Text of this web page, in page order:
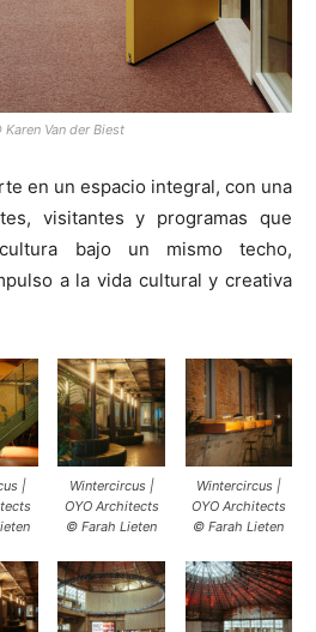
Van der Biest
en un espacio integral, con una
visitantes y programas que
bajo un mismo techo,
a la vida cultural y creativa
|
Wintercircus |
OYO Architects
© Farah Lieten
Wintercircus |
OYO Architects
© Farah Lieten